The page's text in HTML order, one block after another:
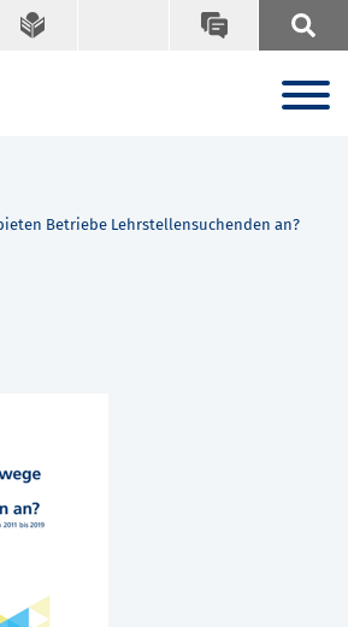
Betriebe Lehrstellensuchenden an?